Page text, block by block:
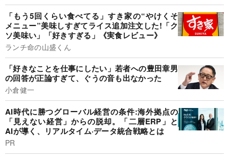
「もう5回くらい食べてる」すき家の“やけくそ
メニュー”美味しすぎてライス追加注文した!「ク
ソ美味い」「好きすぎる」《実食レビュー》
ランチ命の山盛くん
「好きなことを仕事にしたい」若者への豊田章男
の回答が正論すぎて、ぐうの音も出なかった
小倉健一
AI時代に勝つグローバル経営の条件:海外拠点の
「見えない経営」からの脱却。「二層ERP」と
AIが導く、リアルタイム·データ統合戦略とは
PR